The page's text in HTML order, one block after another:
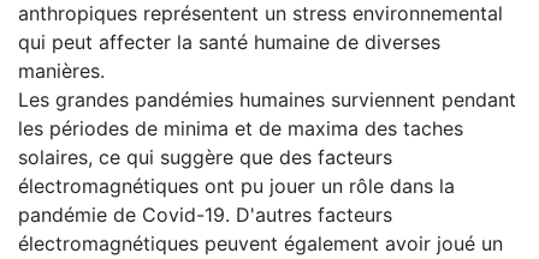
anthropiques représentent un stress environnemental
qui peut affecter la santé humaine de diverses
manières.
Les grandes pandémies humaines surviennent pendant
les périodes de minima et de maxima des taches
solaires, ce qui suggère que des facteurs
électromagnétiques ont pu jouer un rôle dans la
pandémie de Covid-19. D'autres facteurs
électromagnétiques peuvent également avoir joué un